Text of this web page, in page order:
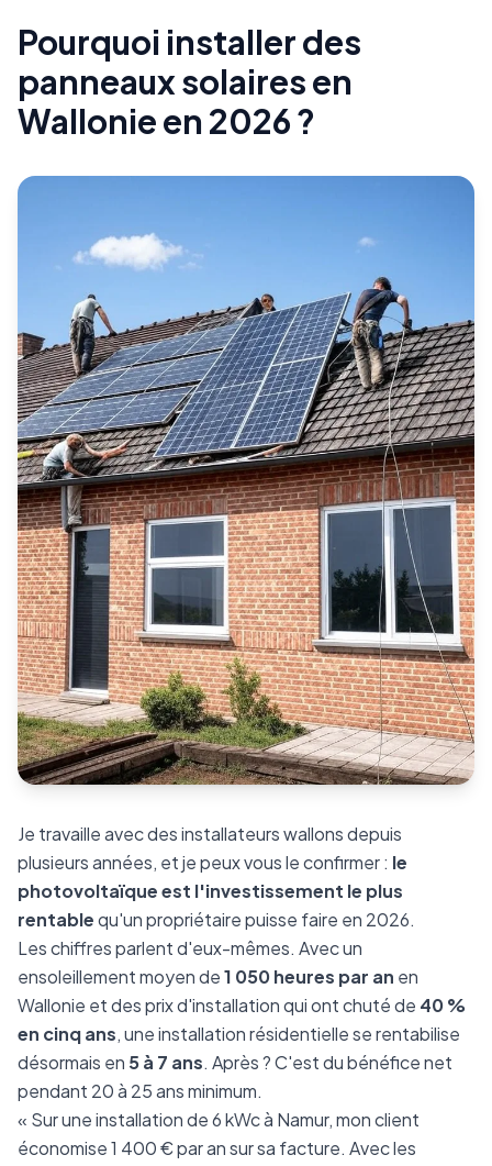
Pourquoi installer des
panneaux solaires en
Wallonie en 2026 ?
Je travaille avec des installateurs wallons depuis
plusieurs années, et je peux vous le confirmer : le
photovoltaïque est l'investissement le plus
rentablequ'un propriétaire puisse faire en 2026.
Les chiffres parlent d'eux-mêmes. Avec un
ensoleillement moyen de1 050 heures par an en
Wallonie et des prix d'installation qui ont chuté de 40 %
en cinq ans, une installation résidentielle se rentabilise
désormais en 5 à 7 ans. Après ? C'est du bénéfice net
pendant 20 à 25 ans minimum.
« Sur une installation de 6 kWc à Namur, mon client
économise 1 400 € par an sur sa facture. Avec les